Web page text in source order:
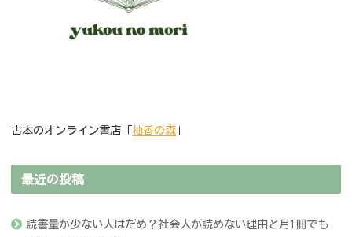
古本のオンライン書店「 柚香の森 」
最近の投稿
読書量が少ない人はだめ？社会人が読めない理由と月1冊でも